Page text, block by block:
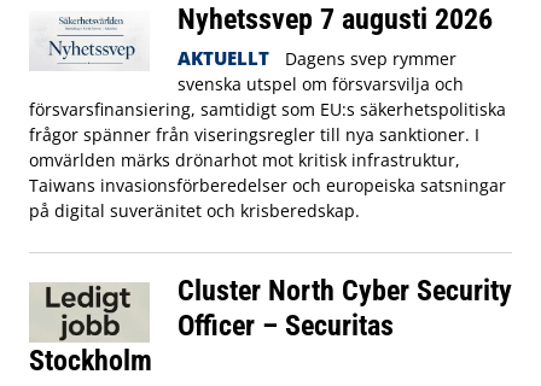
Nyhetssvep 7 augusti 2026
AKTUELLT
Dagens svep rymmer
svenska utspel om försvarsvilja och
försvarsfinansiering, samtidigt som EU:s säkerhetspolitiska
frågor spänner från viseringsregler till nya sanktioner. I
omvärlden märks drönarhot mot kritisk infrastruktur,
Taiwans invasionsförberedelser och europeiska satsningar
på digital suveränitet och krisberedskap.
Cluster North Cyber Security
Officer – Securitas
Stockholm